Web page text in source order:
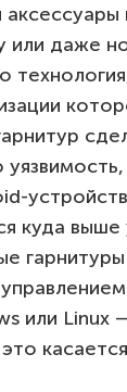
даже
куда выше
или Linux